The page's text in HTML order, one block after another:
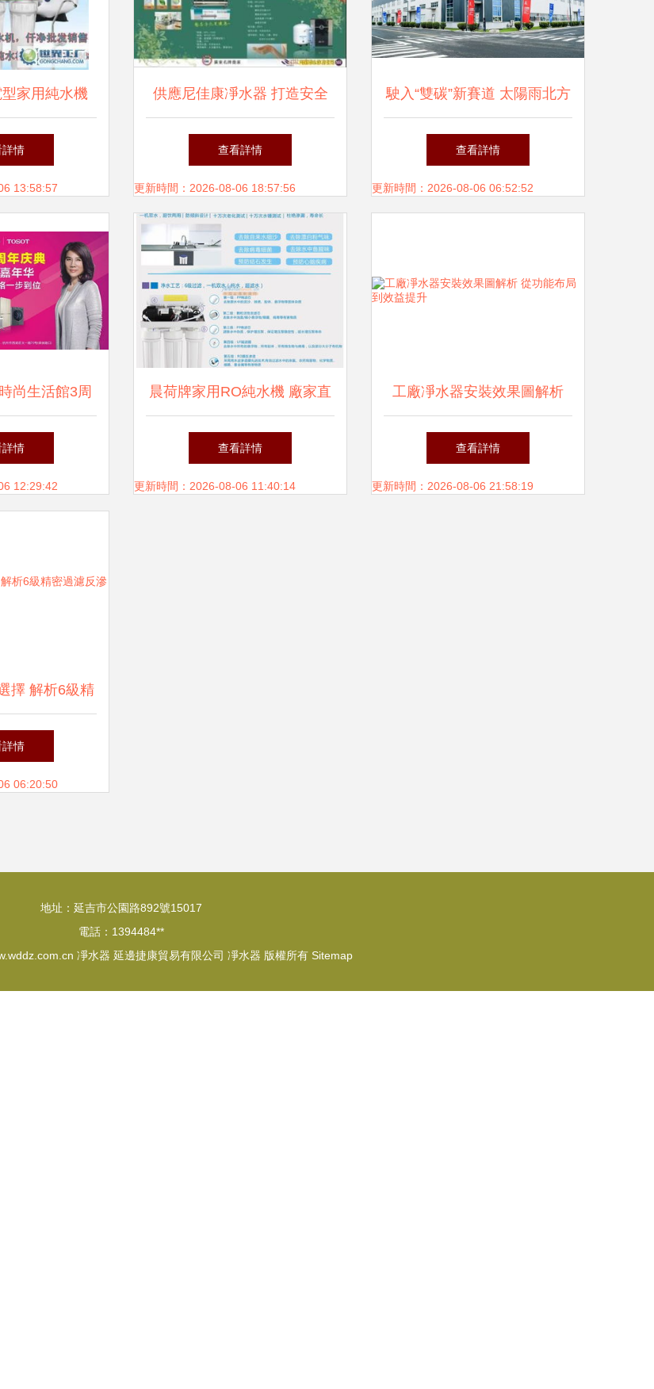
家用純水機
家庭飲水健康
詳情
13:58:57
供應尼佳康凈水器 打造安全
飲水的家庭環保衛士
查看詳情
更新時間：2026-08-06 18:57:56
駛入“雙碳”新賽道 太陽雨北方
智能化熱泵工廠正式建成投
產，凈水業務同步開啟綠色新
查看詳情
更新時間：2026-08-06 06:52:52
尚生活館3周
有禮，凈水
相贈
詳情
12:29:42
晨荷牌家用RO純水機 廠家直
銷，守護您與家人的飲水健康
查看詳情
更新時間：2026-08-06 11:40:14
工廠凈水器安裝效果圖解析
從功能布局到效益提升
查看詳情
更新時間：2026-08-06 21:58:19
擇 解析6級精
透純水機
詳情
06:20:50
地址：延吉市公園路892號15017
電話：1394484**
凈水器 延邊捷康貿易有限公司 凈水器 版權所有 Sitemap